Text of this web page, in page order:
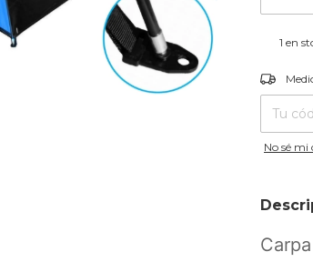
1 en
Entregas
No sé mi